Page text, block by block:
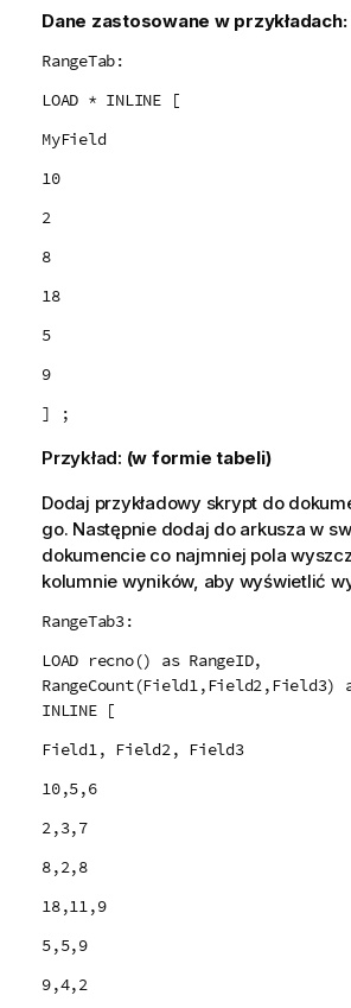
Dane zastosowane w przykładach:
RangeTab:
LOAD * INLINE [
MyField
10
2
8
18
5
9
] ;
Przykład: (w formie tabeli)
Dodaj przykładowy skrypt do
go. Następnie dodaj do arkusza w
dokumencie co najmniej pola
kolumnie wyników, aby wyświetlić
RangeTab3:
LOAD recno() as RangeID,
RangeCount(Field1,Field2,Field3)
INLINE [
Field1, Field2, Field3
10,5,6
2,3,7
8,2,8
18,11,9
5,5,9
9,4,2